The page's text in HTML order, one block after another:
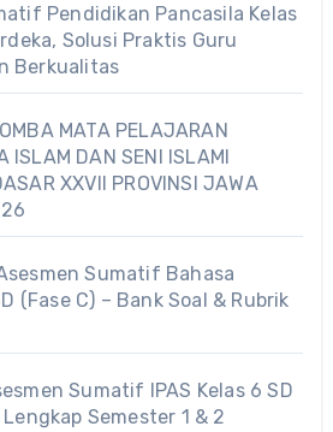
Pendidikan Pancasila Kelas
Solusi Praktis Guru
Berkualitas
MATA PELAJARAN
ISLAM DAN SENI ISLAMI
XXVII PROVINSI JAWA
Sumatif Bahasa
(Fase C) – Bank Soal & Rubrik
Sumatif IPAS Kelas 6 SD
Semester 1 & 2